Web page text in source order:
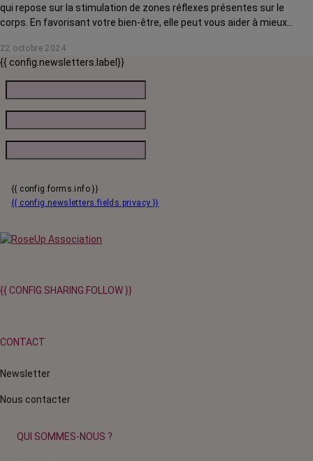
qui repose sur la stimulation de zones réflexes présentes sur le
corps. En favorisant votre bien-être, elle peut vous aider à mieux
Au cours de ce webinaire, Maxime, réflexologue, vous aide à
comprendre comment fonctionne la réflexologie palmaire, quelle
utilité en faire dans votre parcours de soin, comment repérer vos
zones réflexes et les automasser.
22 octobre 2024
{{ config.newsletters.label}}
{{ config.forms.info }}
{{ config.newsletters.fields.privacy }}
{{ CONFIG.SHARING.FOLLOW }}
CONTACT
Newsletter
Nous contacter
QUI SOMMES-NOUS ?